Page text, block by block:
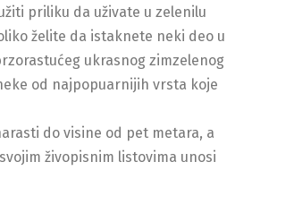
priliku da uživate u zelenilu
želite da istaknete neki deo u
ukrasnog zimzelenog
od najpopuarnijih vrsta koje
do visine od pet metara, a
živopisnim listovima unosi